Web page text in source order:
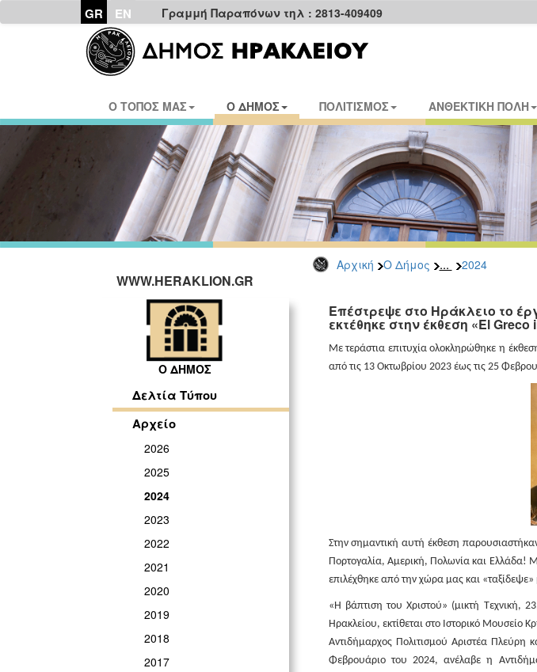
GR EN Γραμμή Παραπόνων τηλ : 2813-409409
Ο ΤΟΠΟΣ ΜΑΣ Ο ΔΗΜΟΣ ΠΟΛΙΤΙΣΜΟΣ ΑΝΘΕΚΤΙΚΗ ΠΟΛΗ
Αρχική Ο Δήμος ... 2024
WWW.HERAKLION.GR
Ο ΔΗΜΟΣ
Δελτία Τύπου
Αρχείο
2026
2025
2024
2023
2022
2021
2020
2019
2018
2017
Επέστρεψε στο Ηράκλειο το
εκτέθηκε στην έκθεση «El
Με τεράστια επιτυχία ολοκληρώθηκε η
από τις 13 Οκτωβρίου 2023 έως τις 25
Στην σημαντική αυτή έκθεση
Πορτογαλία, Αμερική, Πολωνία και Ελλάδα!
επιλέχθηκε από την χώρα μας και
«Η βάπτιση του Χριστού» (μικτή Τεχνική,
Ηρακλείου, εκτίθεται στο Ιστορικό Μουσείο
Αντιδήμαρχος Πολιτισμού Αριστέα
Φεβρουάριο του 2024, ανέλαβε η